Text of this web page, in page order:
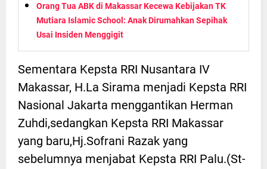
Orang Tua ABK di Makassar Kecewa Kebijakan TK
Mutiara Islamic School: Anak Dirumahkan Sepihak
Usai Insiden Menggigit
Sementara Kepsta RRI Nusantara IV
Makassar, H.La Sirama menjadi Kepsta RRI
Nasional Jakarta menggantikan Herman
Zuhdi,sedangkan Kepsta RRI Makassar
yang baru,Hj.Sofrani Razak yang
sebelumnya menjabat Kepsta RRI Palu.(St-